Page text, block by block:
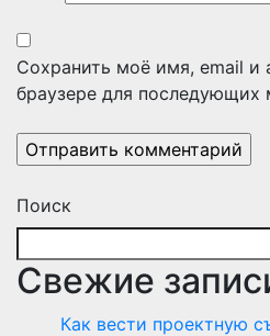
Сохранить моё имя, email и
браузере для последующих
Поиск
Свежие
Как вести проектную